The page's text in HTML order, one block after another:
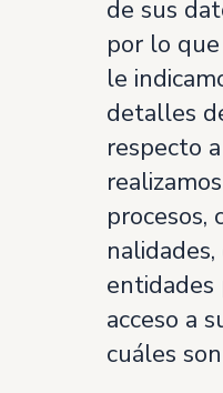
de sus
por lo
le
detalles
respecto
procesos,
acceso a
cuáles